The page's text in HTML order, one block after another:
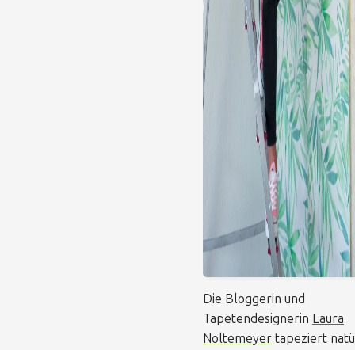
Die Bloggerin und
Tapetendesignerin Laura
Noltemeyer tapeziert